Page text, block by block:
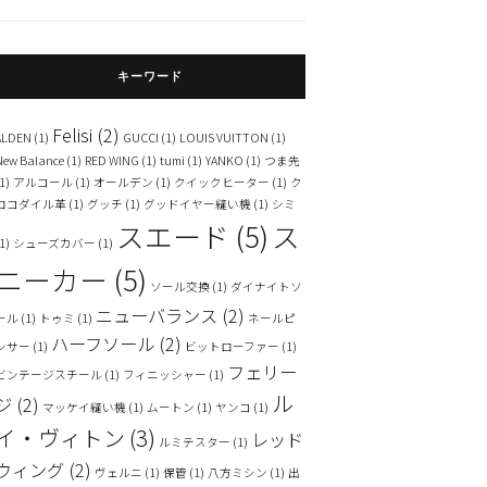
キーワード
(1) Felisi (2) GUCCI (1) LOUIS VUITTON (1)
Balance (1) RED WING (1) tumi (1) YANKO (1) つま先
アルコール (1) オールデン (1) クイックヒーター (1) ク
コダイル革 (1) グッチ (1) グッドイヤー縫い機 (1) シミ
シューズカバー (1) スエード (5) ス
ーカー (5) ソール交換 (1) ダイナイトソ
ル (1) トゥミ (1) ニューバランス (2) ネールピ
サー (1) ハーフソール (2) ビットローファー (1)
ンテージスチール (1) フィニッシャー (1) フェリー
(2) マッケイ縫い機 (1) ムートン (1) ヤンコ (1) ル
・ヴィトン (3) ルミテスター (1) レッド
ィング (2) ヴェルニ (1) 保管 (1) 八方ミシン (1) 出